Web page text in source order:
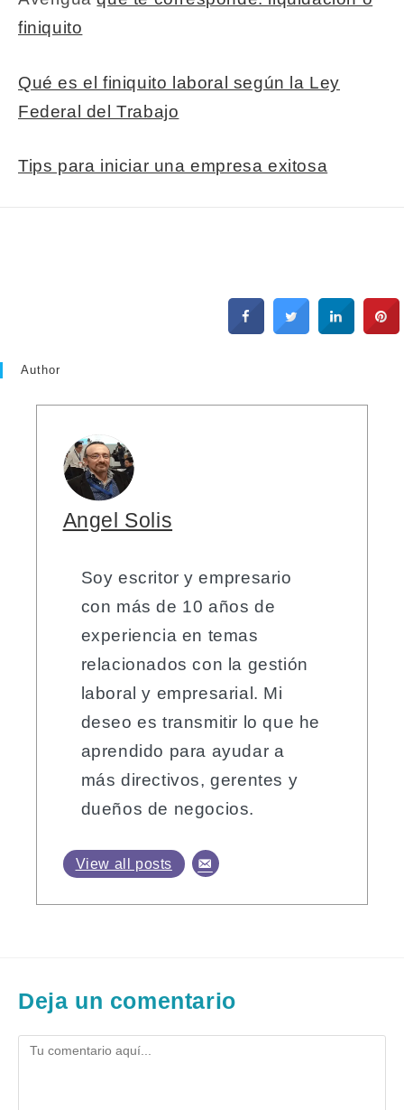
finiquito
Qué es el finiquito laboral según la Ley
Federal del Trabajo
Tips para iniciar una empresa exitosa
Author
Angel Solis
Soy escritor y empresario
con más de 10 años de
experiencia en temas
relacionados con la gestión
laboral y empresarial. Mi
deseo es transmitir lo que he
aprendido para ayudar a
más directivos, gerentes y
dueños de negocios.
View all posts
Deja un comentario
Comentario